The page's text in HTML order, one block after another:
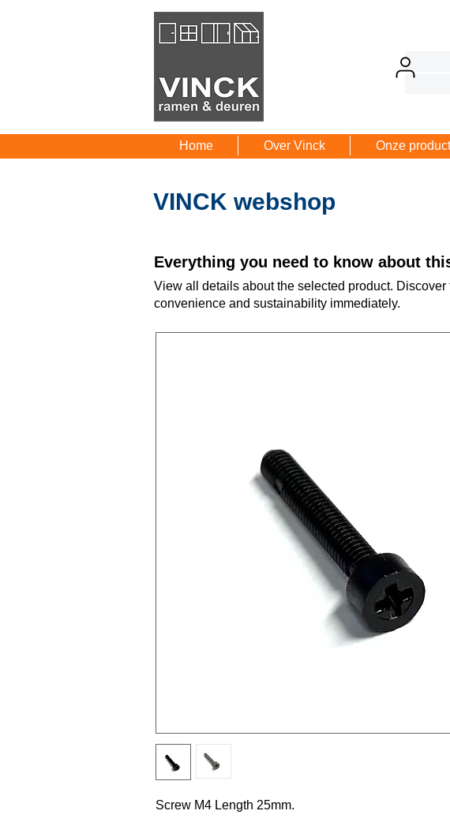
Home Over Vinck Onze
VINCK webshop
Everything you need to know about
View all details about the selected product.
convenience and sustainability immediately.
Screw M4 Length 25mm.